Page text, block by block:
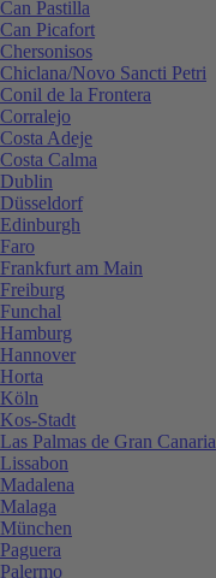
Can Pastilla
Can Picafort
Chersonisos
Chiclana/Novo Sancti Petri
Conil de la Frontera
Corralejo
Costa Adeje
Costa Calma
Dublin
Düsseldorf
Edinburgh
Faro
Frankfurt am Main
Freiburg
Funchal
Hamburg
Hannover
Horta
Köln
Kos-Stadt
Las Palmas de Gran Canaria
Lissabon
Madalena
Malaga
München
Paguera
Palermo